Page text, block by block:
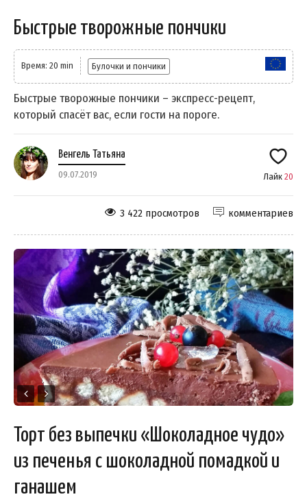
Быстрые творожные пончики
Время: 20 min Булочки и пончики
Быстрые творожные пончики – экспресс-рецепт,
который спасёт вас, если гости на пороге.
Венгель Татьяна
09.07.2019 Лайк 20
комментариев
3 422 просмотров
Торт без выпечки «Шоколадное чудо»
из печенья с шоколадной помадкой и
ганашем